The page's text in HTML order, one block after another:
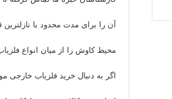
آن را برای مدت محدود با نازلترین
محیط کاوش را از میان انواع
اگر به دنبال خرید فلزیاب خارجی